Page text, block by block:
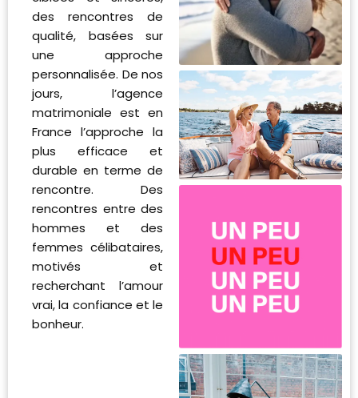
des rencontres de
qualité, basées sur
une approche
personnalisée. De nos
jours, l’agence
matrimoniale est en
France l’approche la
plus efficace et
durable en terme de
rencontre. Des
rencontres entre des
hommes et des
femmes célibataires,
motivés et
recherchant l’amour
vrai, la confiance et le
bonheur.